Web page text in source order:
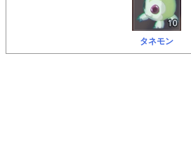
タネモン